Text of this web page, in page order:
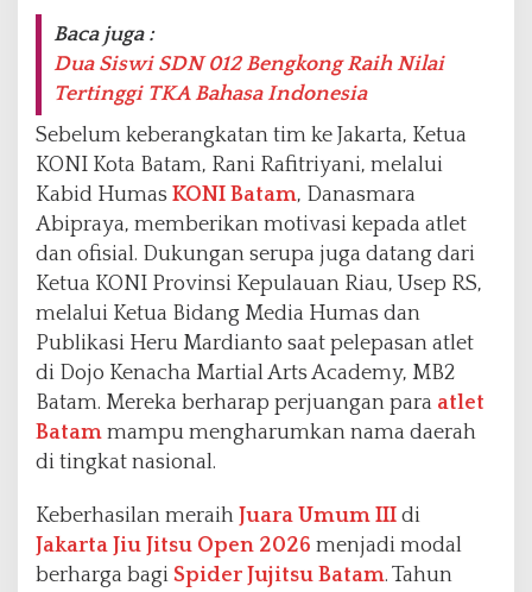
Baca juga :
Dua Siswi SDN 012 Bengkong Raih Nilai
Tertinggi TKA Bahasa Indonesia
Sebelum keberangkatan tim ke Jakarta, Ketua
KONI Kota Batam, Rani Rafitriyani, melalui
Kabid Humas KONI Batam, Danasmara
Abipraya, memberikan motivasi kepada atlet
dan ofisial. Dukungan serupa juga datang dari
Ketua KONI Provinsi Kepulauan Riau, Usep RS,
melalui Ketua Bidang Media Humas dan
Publikasi Heru Mardianto saat pelepasan atlet
di Dojo Kenacha Martial Arts Academy, MB2
Batam. Mereka berharap perjuangan para atlet
Batam mampu mengharumkan nama daerah
di tingkat nasional.
Keberhasilan meraih Juara Umum III di
Jakarta Jiu Jitsu Open 2026 menjadi modal
berharga bagi Spider Jujitsu Batam. Tahun